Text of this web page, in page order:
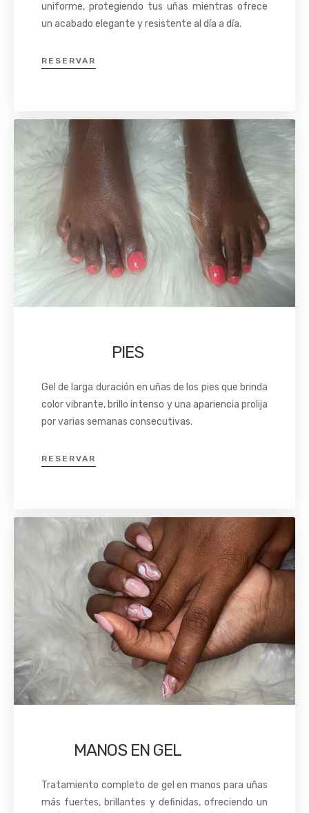
uniforme, protegiendo tus uñas mientras ofrece
un acabado elegante y resistente al día a día.
RESERVAR
PIES
Gel de larga duración en uñas de los pies que brinda
color vibrante, brillo intenso y una apariencia prolija
por varias semanas consecutivas.
RESERVAR
MANOS EN GEL
Tratamiento completo de gel en manos para uñas
más fuertes, brillantes y definidas, ofreciendo un